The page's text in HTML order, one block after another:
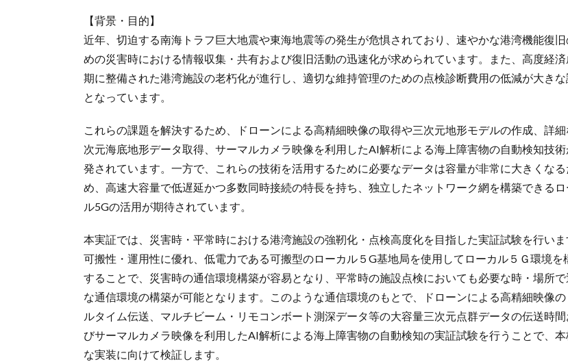
【背景・目的】
近年、切迫する南海トラフ巨大地震や東海地震等の発生が危惧されており、速やかな港湾機能復旧
めの災害時における情報収集・共有および復旧活動の迅速化が求められています。また、高度経
期に整備された港湾施設の老朽化が進行し、適切な維持管理のための点検診断費用の低減が大きな
となっています。
これらの課題を解決するため、ドローンによる⾼精細映像の取得や三次元地形モデルの作成、詳細
次元海底地形データ取得、サーマルカメラ映像を利用したAI解析による海上障害物の自動検知技術
発されています。一方で、これらの技術を活用するために必要なデータは容量が非常に⼤きくなる
め、⾼速⼤容量で低遅延かつ多数同時接続の特⻑を持ち、独⽴したネットワーク網を構築できるロ
ル5Gの活⽤が期待されています。
本実証では、災害時・平常時における港湾施設の強靭化・点検高度化を目指した実証試験を行いま
可搬性・運用性に優れ、低電力である可搬型のローカル５G基地局を使用してローカル５Ｇ環境を
することで、災害時の通信環境構築が容易となり、平常時の施設点検においても必要な時・場所で
な通信環境の構築が可能となります。このような通信環境のもとで、ドローンによる⾼精細映像の
ルタイム伝送、マルチビーム・リモコンボート測深データ等の大容量三次元点群データの伝送時間
びサーマルカメラ映像を利用したAI解析による海上障害物の自動検知の実証試験を行うことで、本
な実装に向けて検証します。